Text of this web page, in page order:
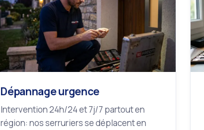
Dépannage urgence
Intervention 24h/24 et 7j/7 partout en
région: nos serruriers se déplacent en